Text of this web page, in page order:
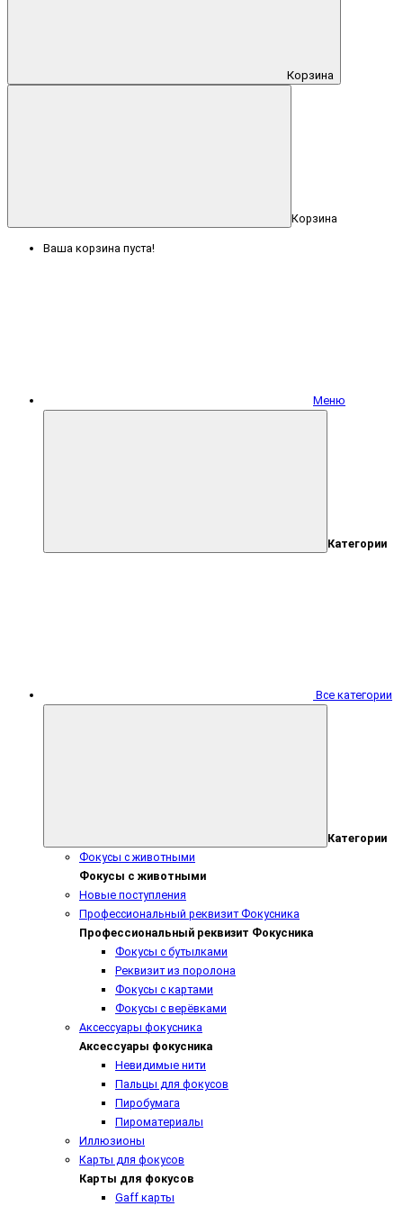
Корзина
Корзина
Ваша корзина пуста!
Меню
Категории
Все категории
Категории
Фокусы с животными
Фокусы с животными
Новые поступления
Профессиональный реквизит Фокусника
Профессиональный реквизит Фокусника
Фокусы с бутылками
Реквизит из поролона
Фокусы с картами
Фокусы с верёвками
Аксессуары фокусника
Аксессуары фокусника
Невидимые нити
Пальцы для фокусов
Пиробумага
Пироматериалы
Иллюзионы
Карты для фокусов
Карты для фокусов
Gaff карты